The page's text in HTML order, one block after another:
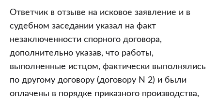
Ответчик в отзыве на исковое заявление и в
судебном заседании указал на факт
незаключенности спорного договора,
дополнительно указав, что работы,
выполненные истцом, фактически выполнялись
по другому договору (договору N 2) и были
оплачены в порядке приказного производства,